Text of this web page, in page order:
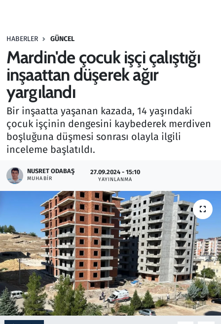
HABERLER GÜNCEL
Mardin'de çocuk işçi çalıştığı
inşaattan düşerek ağır
yargılandı
Bir inşaatta yaşanan kazada, 14 yaşındaki
çocuk işçinin dengesini kaybederek merdiven
boşluğuna düşmesi sonrası olayla ilgili
inceleme başlatıldı.
NUSRET ODABAŞ
MUHABIR
27.09.2024 - 15:10
YAYINLANMA
Haber
Kültür Sanat
Kurumsal Haberler
Lezzet Durağı
Memur ve Kamu
Otomobil
Oyun
Ramazan
Resmi İlanlar
Rüya Tabirleri
Sağlık
Savunma Sanayi